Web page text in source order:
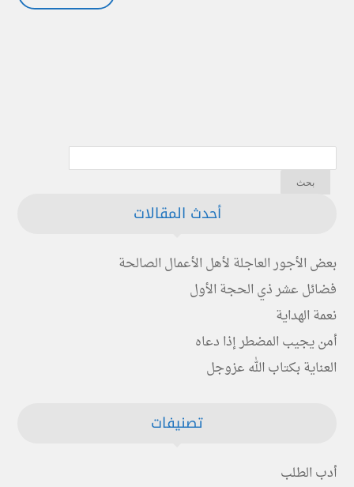
أحدث المقالات
بعض الأجور العاجلة لأهل الأعمال الصالحة
فضائل عشر ذي الحجة الأول
نعمة الهداية
أمن يجيب المضطر إذا دعاه
العناية بكتاب الله عزوجل
تصنيفات
أدب الطلب